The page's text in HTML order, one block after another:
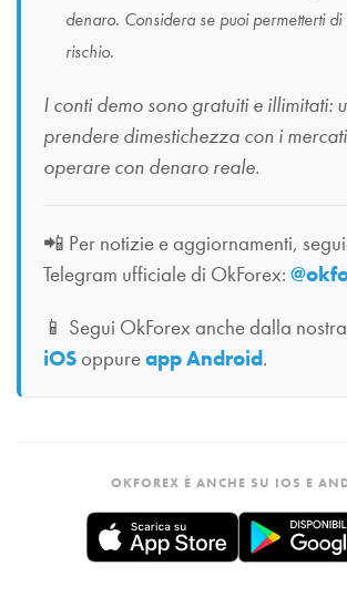
denaro. Considera se puoi permetterti
rischio.
I conti demo sono gratuiti e illimitati:
prendere dimestichezza con i
operare con denaro reale.
📲 Per notizie e aggiornamenti,
Telegram ufficiale di OkForex:
📱 Segui OkForex anche dalla
iOSoppureapp Android.
OKFOREX È ANCHE SU IOS E